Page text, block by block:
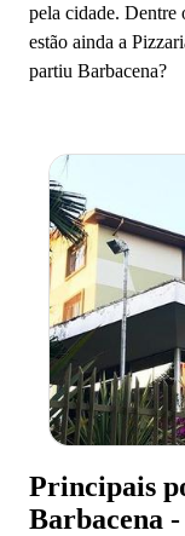
pela cidade. Dentre
estão ainda a
partiu Barbacena?
Principais
Barbacena